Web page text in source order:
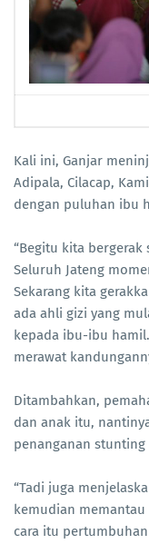
Kali ini, Ganjar
Adipala, Cilacap,
dengan puluhan ibu
“Begitu kita
Seluruh Jateng
Sekarang kita
ada ahli gizi yang
kepada ibu-ibu
merawat
Ditambahkan,
dan anak itu,
penanganan stunting
“Tadi juga
kemudian
cara itu